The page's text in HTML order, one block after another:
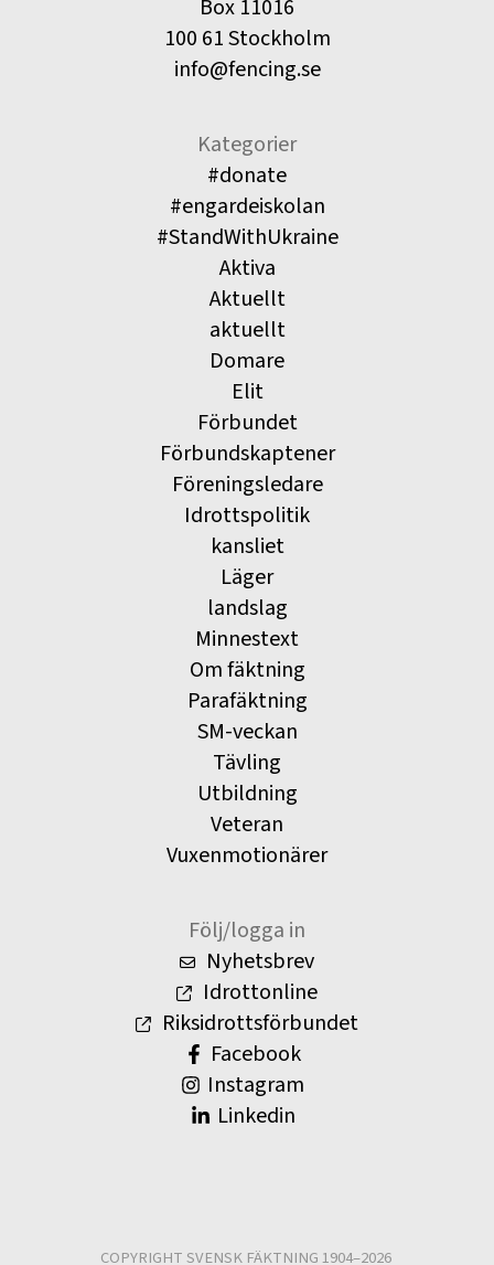
Box 11016
100 61 Stockholm
info@fencing.se
Kategorier
#donate
#engardeiskolan
#StandWithUkraine
Aktiva
Aktuellt
aktuellt
Domare
Elit
Förbundet
Förbundskaptener
Föreningsledare
Idrottspolitik
kansliet
Läger
landslag
Minnestext
Om fäktning
Parafäktning
SM-veckan
Tävling
Utbildning
Veteran
Vuxenmotionärer
Följ/logga in
Nyhetsbrev
Idrottonline
Riksidrottsförbundet
Facebook
Instagram
Linkedin
COPYRIGHT SVENSK FÄKTNING 1904–2026